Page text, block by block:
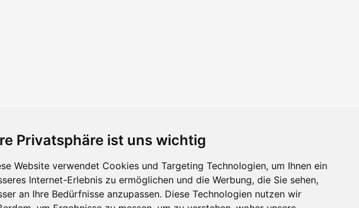
Privatsphäre ist uns wichtig
Website verwendet Cookies und Targeting Technologien, um Ihnen ein
Internet-Erlebnis zu ermöglichen und die Werbung, die Sie sehen,
an Ihre Bedürfnisse anzupassen. Diese Technologien nutzen wir